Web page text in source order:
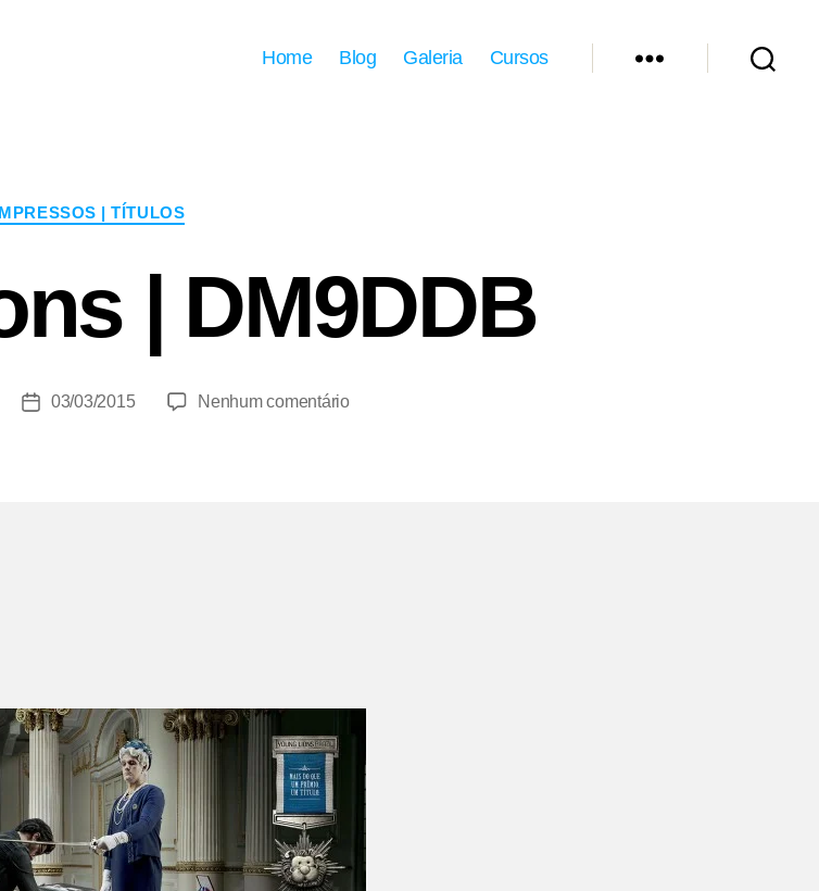
Home Blog Galeria Cursos
Categorias
| TÍTULOS
| DM9DDB
Data03/03/2015 Nenhum comentárioem